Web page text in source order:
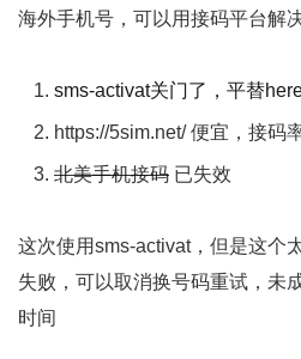
海外手机号，可以用接码平台解
sms-activat关门了，平替
https://5sim.net/ 便宜，接码
北美手机接码 已失效
这次使用sms-activat，但是这个
失败，可以取消换号码重试，未
时间